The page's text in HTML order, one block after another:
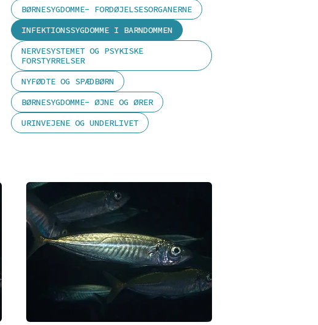
BØRNESYGDOMME- FORDØJELSESORGANERNE
INFEKTIONSSYGDOMME I BARNDOMMEN
NERVESYSTEMET OG PSYKISKE
FORSTYRRELSER
NYFØDTE OG SPÆDBØRN
BØRNESYGDOMME- ØJNE OG ØRER
URINVEJENE OG UNDERLIVET